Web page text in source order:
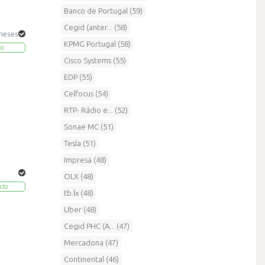
Banco de Portugal (59)
Cegid (anter... (58)
KPMG Portugal (58)
Cisco Systems (55)
EDP (55)
Celfocus (54)
RTP- Rádio e... (52)
Sonae MC (51)
Tesla (51)
Impresa (48)
OLX (48)
tb.lx (48)
Uber (48)
Cegid PHC (A... (47)
Mercadona (47)
Continental (46)